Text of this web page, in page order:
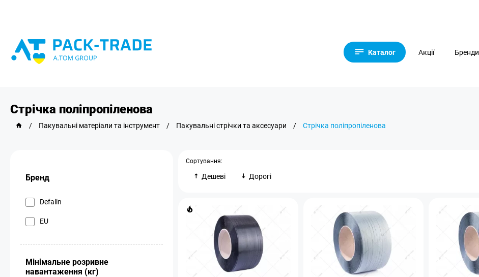
Каталог Акції Бренди
Стрічка поліпропіленова
/ Пакувальні матеріали та інструмент / Пакувальні стрічки та аксесуари / Стрічка поліпропіленова
Бренд
Defalin
EU
Мінімальне розривне
навантаження (кг)
Сортування:
Дешеві Дорогі